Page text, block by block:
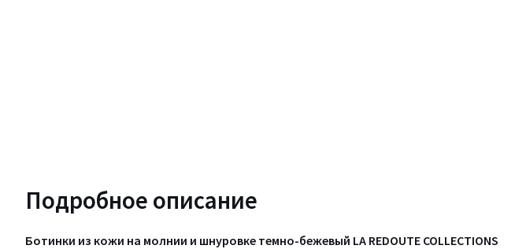
Подробное описание
Ботинки из кожи на молнии и шнуровке темно-бежевый LA REDOUTE COLLECTIONS